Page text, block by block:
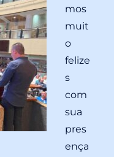
mos
muit
o
felize
s
com
sua
pres
ença